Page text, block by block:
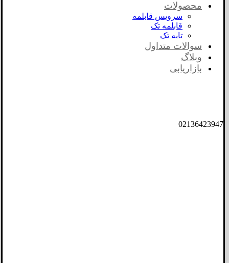
محصولات
سرویس قابلمه
قابلمه تک
تابه تک
سوالات متداول
وبلاگ
بازاریابی
02136423947